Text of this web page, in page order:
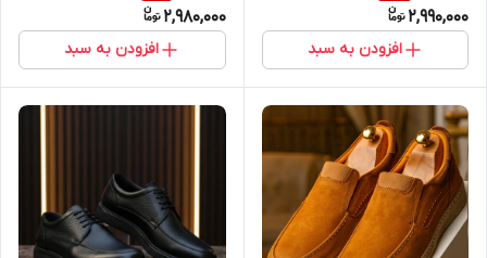
2,990,000
افزودن به سبد
2,980,000
افزودن به سبد